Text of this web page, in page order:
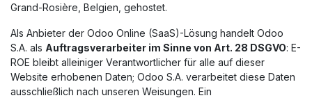
Grand-Rosière, Belgien, gehostet.
Als Anbieter der Odoo Online (SaaS)-Lösung handelt Odoo
S.A. als Auftragsverarbeiter im Sinne von Art. 28 DSGVO: E-
ROE bleibt alleiniger Verantwortlicher für alle auf dieser
Website erhobenen Daten; Odoo S.A. verarbeitet diese Daten
ausschließlich nach unseren Weisungen. Ein